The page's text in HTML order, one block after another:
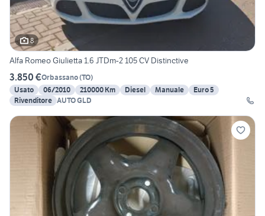
8
Alfa Romeo Giulietta 1.6 JTDm-2 105 CV Distinctive
3.850 €Orbassano(TO)
Usato
06/2010 210000 Km Diesel Manuale
Euro 5
Rivenditore AUTO GLD